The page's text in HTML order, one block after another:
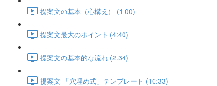
提案文の基本（心構え） (1:00)
提案文最大のポイント (4:40)
提案文の基本的な流れ (2:34)
提案文 「穴埋め式」テンプレート (10:33)